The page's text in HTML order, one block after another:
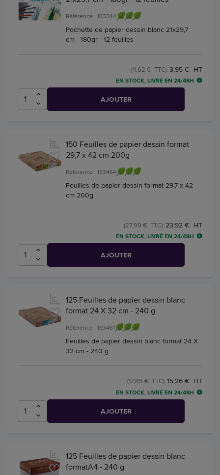
Référence : 133344
Pochette de papier dessin blanc 21x29,7
cm - 180gr - 12 feuilles
3,95 € HT
(4,62 € TTC)
EN STOCK, LIVRÉ EN 24/48H
AJOUTER
150 Feuilles de papier dessin format
29,7 x 42 cm 200g
Référence : 133464
Feuilles de papier dessin format 29,7 x 42
cm 200g
23,92 € HT
(27,99 € TTC)
EN STOCK, LIVRÉ EN 24/48H
AJOUTER
125 Feuilles de papier dessin blanc
format 24 X 32 cm - 240 g
Référence : 133461
Feuilles de papier dessin blanc format 24 X
32 cm - 240 g
15,26 € HT
(17,85 € TTC)
EN STOCK, LIVRÉ EN 24/48H
AJOUTER
125 Feuilles de papier dessin blanc
formatA4 - 240 g